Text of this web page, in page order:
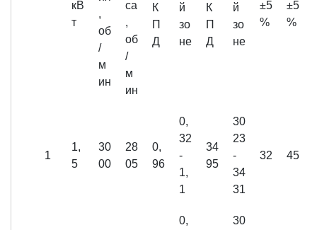
кВ
т
,
об
/
м
ин
са
,
об
/
м
ин
±5
%
±5
%
К
П
Д
й
зо
не
К
П
Д
й
зо
не
1
1,
5
30
00
28
05
0,
96
0,
32
-
1,
1
34
95
30
23
-
34
31
32 45
0,
30